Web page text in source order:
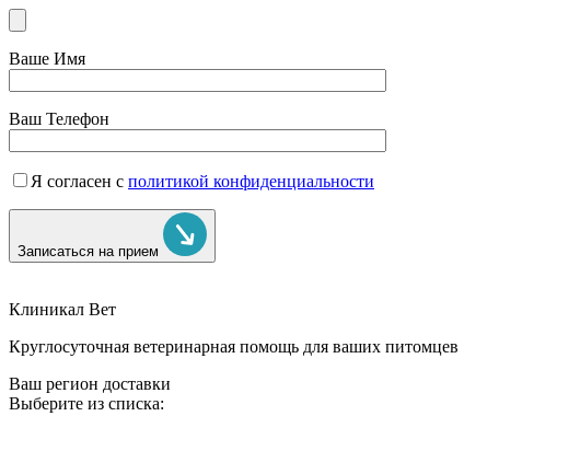
Ваше Имя
Ваш Телефон
Я согласен с политикой конфиденциальности
Записаться на прием
Клиникал Вет
Круглосуточная ветеринарная помощь для ваших питомцев
Ваш регион доставки
Выберите из списка: